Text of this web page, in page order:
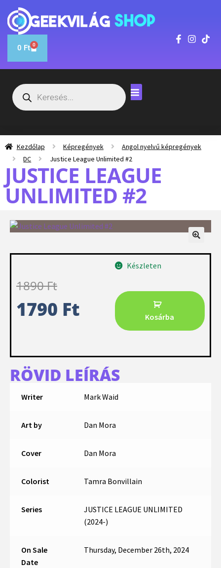
0 Ft 0
Kezdőlap Képregények
Angol nyelvű képregények
DC
Justice League Unlimited #2
JUSTICE LEAGUE
UNLIMITED #2
1890Ft
1790 Ft
Készleten
Kosárba
RÖVID LEÍRÁS
Writer Mark Waid
Art by Dan Mora
Cover Dan Mora
Colorist Tamra Bonvillain
Series
JUSTICE LEAGUE UNLIMITED
(2024-)
On Sale
Date
Thursday, December 26th, 2024